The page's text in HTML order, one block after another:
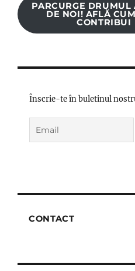
PARCURGE DRUMUL
DE NOI! AFLĂ
CONTRIBUI
Înscrie-te în buletinul
CONTACT